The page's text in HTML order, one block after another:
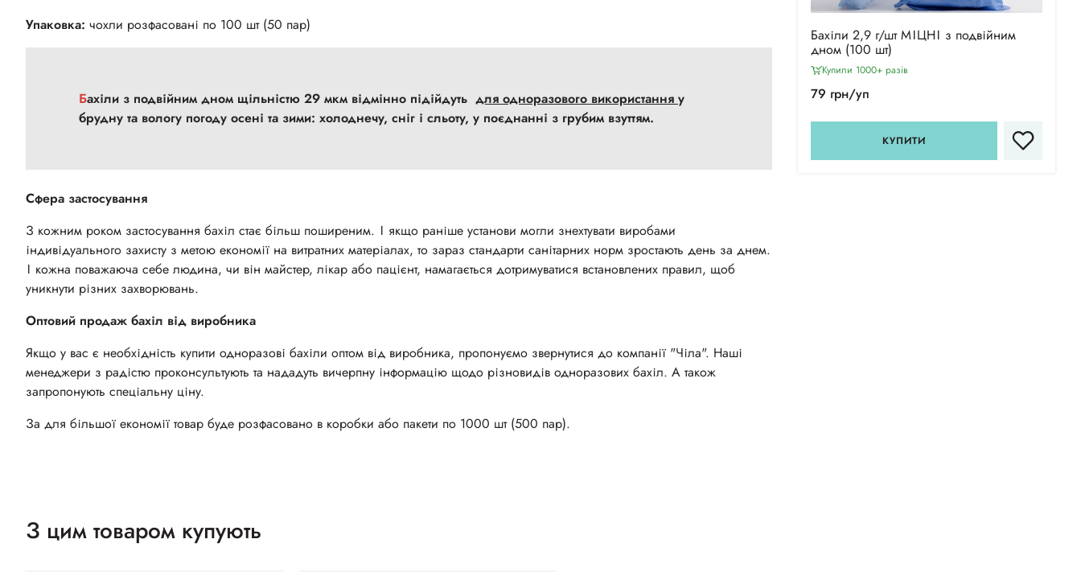
Упаковка: чохли розфасовані по 100 шт (50 пар)
Бахіли з подвійним дном щільністю 29 мкм відмінно підійдуть для одноразового використання у
брудну та вологу погоду осені та зими: холоднечу, сніг і сльоту, у поєднанні з грубим взуттям.
Сфера застосування
З кожним роком застосування бахіл стає більш поширеним. І якщо раніше установи могли знехтувати виробами
індивідуального захисту з метою економії на витратних матеріалах, то зараз стандарти санітарних норм зростають день за днем.
І кожна поважаюча себе людина, чи він майстер, лікар або пацієнт, намагається дотримуватися встановлених правил, щоб
уникнути різних захворювань.
Оптовий продаж бахіл від виробника
Якщо у вас є необхідність купити одноразові бахіли оптом від виробника, пропонуємо звернутися до компанії "Чіла". Наші
менеджери з радістю проконсультують та нададуть вичерпну інформацію щодо різновидів одноразових бахіл. А також
запропонують спеціальну ціну.
За для більшої економії товар буде розфасовано в коробки або пакети по 1000 шт (500 пар).
Бахіли 2,9 г/шт МІЦНІ з подвійним
дном (100 шт)
Купили 1000+ разiв
79 грн/уп
КУПИТИ
З цим товаром купують